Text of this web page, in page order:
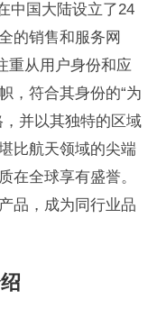
中国大陆设立了24
的销售和服务网
重从用户身份和应
，符合其身份的“为
并以其独特的区域
比航天领域的尖端
在全球享有盛誉。
品，成为同行业品